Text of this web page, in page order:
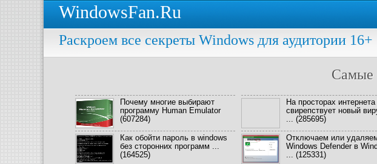
WindowsFan.Ru
Раскроем все секреты Windows для аудитории 16+
Самые
Почему многие выбирают
программу Human Emulator
(607284)
На просторах интернета
свирепствует новый
... (285695)
Как обойти пароль в windows
без сторонних программ ...
(164525)
Отключаем или
Windows Defender в
... (125331)